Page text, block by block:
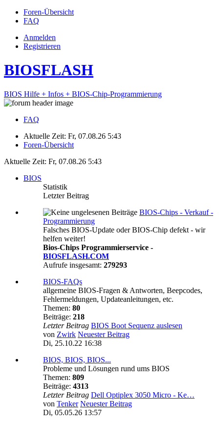
Foren-Übersicht
FAQ
Anmelden
Registrieren
BIOSFLASH
BIOS Hilfe + Infos + BIOS-Chip-Programmierung
FAQ
Aktuelle Zeit: Fr, 07.08.26 5:43
Foren-Übersicht
Aktuelle Zeit: Fr, 07.08.26 5:43
BIOS
Statistik
Letzter Beitrag
BIOS-Chips - Verkauf -
Programmierung
Falsches BIOS-Update oder BIOS-Chip defekt - wir
helfen weiter!
Bios-Chips Programmierservice -
BIOSFLASH.COM
Aufrufe insgesamt: 279293
BIOS-FAQs
allgemeine BIOS-Fragen & Antworten, Beepcodes,
Fehlermeldungen, Updateanleitungen, etc.
Themen: 80
Beiträge: 218
Letzter Beitrag BIOS Boot Sequenz auslesen
von Zwirk Neuester Beitrag
Di, 25.10.22 16:38
BIOS, BIOS, BIOS...
Probleme und Lösungen rund ums BIOS
Themen: 809
Beiträge: 4313
Letzter Beitrag Dell Optiplex 3050 Micro - Ke…
von Tenker Neuester Beitrag
Di, 05.05.26 13:57